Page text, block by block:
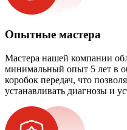
Опытные мастера
Мастера нашей компании
минимальный опыт 5 лет в
коробок передач, что
устанавливать диагнозы и